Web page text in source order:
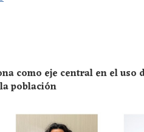
como eje central en el uso
población